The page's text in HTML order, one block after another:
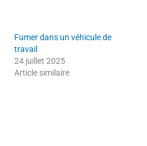
Fumer dans un véhicule de
travail
24 juillet 2025
Article similaire